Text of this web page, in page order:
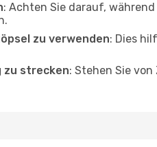
: Achten Sie darauf,
zu verwenden: Dies
zu strecken: Stehen Sie